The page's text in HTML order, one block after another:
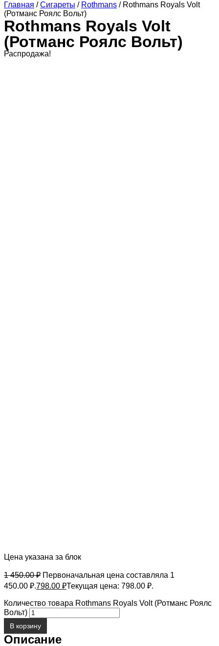
Главная /Сигареты / Rothmans / Rothmans Royals Volt
(Ротманс Роялс Вольт)
Rothmans Royals Volt
(Ротманс Роялс Вольт)
Распродажа!
Цена указана за блок
1 450.00₽ Первоначальная цена составляла 1
450.00 ₽.798.00 ₽Текущая цена: 798.00 ₽.
Количество товара Rothmans Royals Volt (Ротманс Роялс
Вольт)
В корзину
Описание